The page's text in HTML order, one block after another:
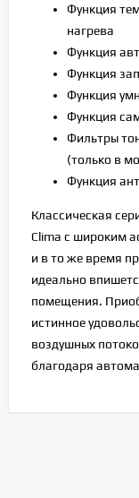
Функция
нагрева
Функция
Функция
Функция
Функция
Фильтры
(только в
Функция
Классическая
Clima с широким
и в то же время
идеально
помещения.
истинное
воздушных
благодаря